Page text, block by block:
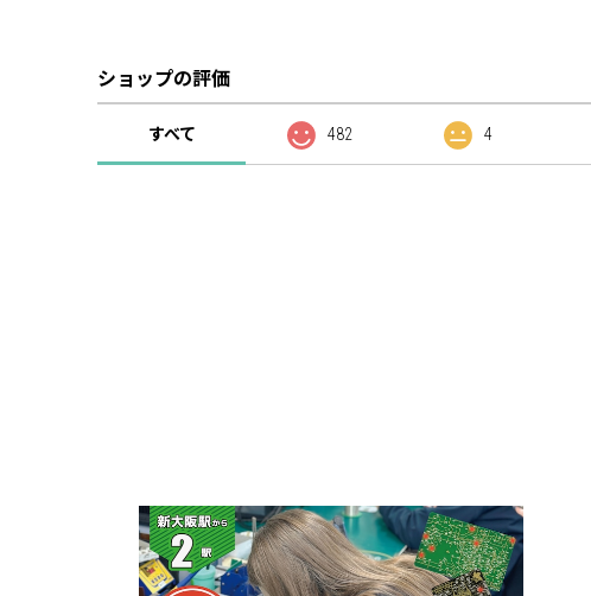
ショップの評価
すべて 482 4